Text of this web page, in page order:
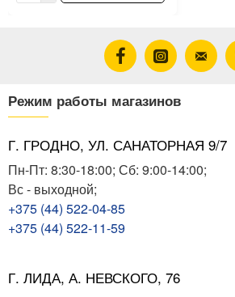
Режим работы магазинов
Г. ГРОДНО, УЛ. САНАТОРНАЯ 9/7
Пн-Пт: 8:30-18:00; Сб: 9:00-14:00;
Вс - выходной;
+375 (44) 522-04-85
+375 (44) 522-11-59
Г. ЛИДА, А. НЕВСКОГО, 76